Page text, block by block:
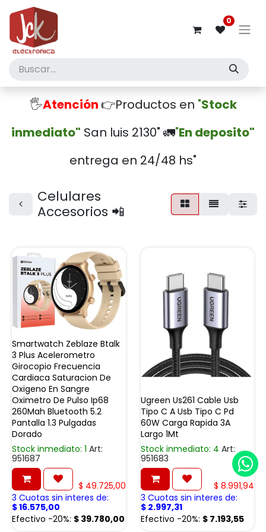
0
🖐️Atención 👉Productos en "Stock
inmediato" San luis 2130" 🚛"En deposito"
entrega en 24/48 hs"
Celulares
Accesorios 📲
Smartwatch Zeblaze Btalk
3 Plus Acelerometro
Girocopio Frecuencia
Cardiaca Saturacion De
Oxigeno En Sangre
Oximetro De Pulso Ip68
260Mah Bluetooth 5.2
Pantalla 1.3 Pulgadas
Dorado
Stock inmediato: 1 Art:
951687
$ 49.725,00
3 Cuotas sin interes de:
$16.575,00
Efectivo -20%: $ 39.780,00
Ugreen Us261 Cable Usb
Tipo C A Usb Tipo C Pd
60W Carga Rapida 3A
Largo 1Mt
Stock inmediato: 4 Art:
951683
$ 8.991,94
3 Cuotas sin interes de:
$ 2.997,31
Efectivo -20%: $ 7.193,55